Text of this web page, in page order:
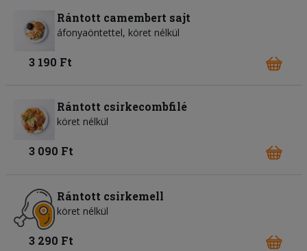
Rántott camembert sajt
áfonyaöntettel, köret nélkül
3 190 Ft
Rántott csirkecombfilé
köret nélkül
3 090 Ft
Rántott csirkemell
köret nélkül
3 290 Ft